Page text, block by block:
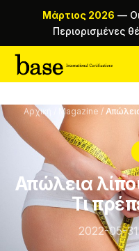
Μάρτιος 2026 —
Περιορισμένες
Αρχική Magazine /
Απώλεια
Τι
2022-05-